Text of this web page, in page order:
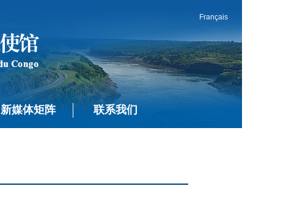
Français
新媒体矩阵 联系我们